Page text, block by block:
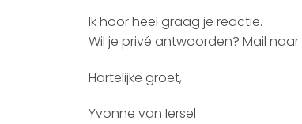
Ik hoor heel graag je reactie.
Wil je privé antwoorden? Mail naar
Hartelijke groet,
Yvonne van Iersel